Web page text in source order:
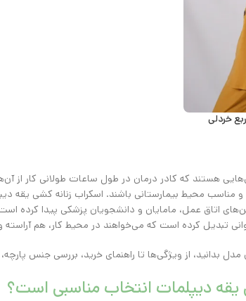
خردلی
هستند که کادر درمان در طول ساعات طولانی کار از
و مناسب محیط بیمارستانی باشند. اسکراب زنانه کشی
اتاق عمل، مامایان و دانشجویان پزشکی پیدا کرده
تبدیل کرده است که می‌خواهند در محیط کار، هم
مدل بدانید، از ویژگی‌ها تا راهنمای خرید، بررسی جنس
یقه دیپلمات انتخاب مناسبی است؟